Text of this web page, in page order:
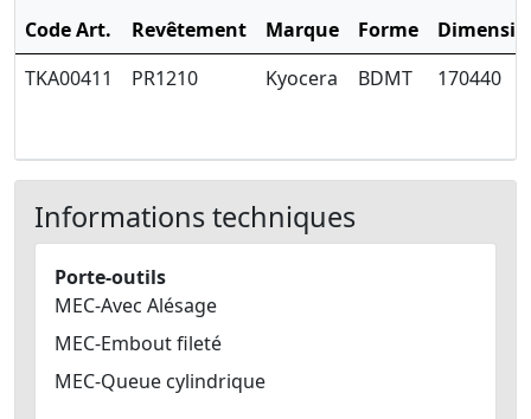
Code Art. Revêtement Marque Forme
TKA00411
PR1210 Kyocera BDMT 170440
Informations techniques
Porte-outils
MEC-Avec Alésage
MEC-Embout fileté
MEC-Queue cylindrique